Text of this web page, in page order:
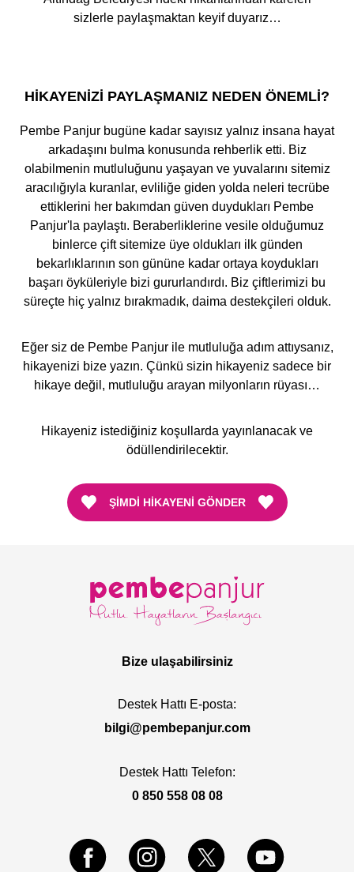
sizlerle paylaşmaktan keyif duyarız…
HIKAYENIZI PAYLAŞMANIZ NEDEN ÖNEMLI?
Pembe Panjur bugüne kadar sayısız yalnız insana hayat
arkadaşını bulma konusunda rehberlik etti. Biz
olabilmenin mutluluğunu yaşayan ve yuvalarını sitemiz
aracılığıyla kuranlar, evliliğe giden yolda neleri tecrübe
ettiklerini her bakımdan güven duydukları Pembe
Panjur'la paylaştı. Beraberliklerine vesile olduğumuz
binlerce çift sitemize üye oldukları ilk günden
bekarlıklarının son gününe kadar ortaya koydukları
başarı öyküleriyle bizi gururlandırdı. Biz çiftlerimizi bu
süreçte hiç yalnız bırakmadık, daima destekçileri olduk.
Eğer siz de Pembe Panjur ile mutluluğa adım attıysanız,
hikayenizi bize yazın. Çünkü sizin hikayeniz sadece bir
hikaye değil, mutluluğu arayan milyonların rüyası…
Hikayeniz istediğiniz koşullarda yayınlanacak ve
ödüllendirilecektir.
ŞIMDI HIKAYENI GÖNDER
Bize ulaşabilirsiniz
Destek Hattı E-posta:
bilgi@pembepanjur.com
Destek Hattı Telefon:
0 850 558 08 08